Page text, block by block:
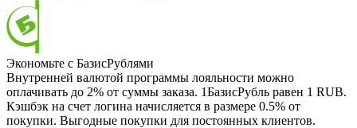
Экономьте с БазисРублями
Внутренней валютой программы лояльности можно
оплачивать до 2% от суммы заказа. 1БазисРубль равен 1 RUB.
Кэшбэк на счет логина начисляется в размере 0.5% от
покупки. Выгодные покупки для постоянных клиентов.